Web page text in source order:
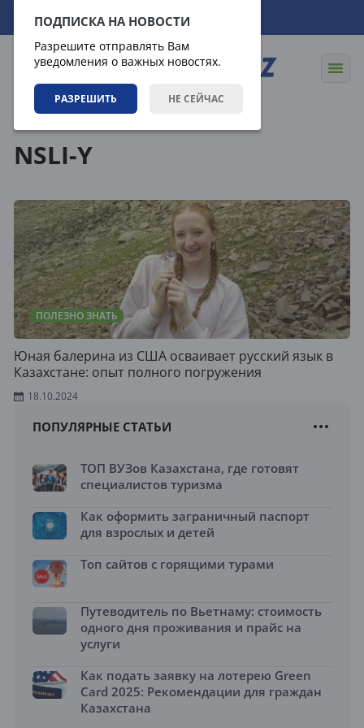
ПОДПИСКА НА НОВОСТИ
Разрешите отправлять Вам
уведомления о важных новостях.
РАЗРЕШИТЬ НЕ СЕЙЧАС
06.08.2026 09:53:41
NSLI-Y
ПОЛЕЗНО ЗНАТЬ
Юная балерина из США осваивает русский язык в
Казахстане: опыт полного погружения
18.10.2024
ПОПУЛЯРНЫЕ СТАТЬИ
ТОП ВУЗов Казахстана, где готовят
специалистов туризма
Как оформить заграничный паспорт
для взрослых и детей
Топ сайтов с горящими турами
Путеводитель по Вьетнаму: стоимость
одного дня проживания и прайс на
услуги
Как подать заявку на лотерею Green
Card 2025: Рекомендации для граждан
Казахстана